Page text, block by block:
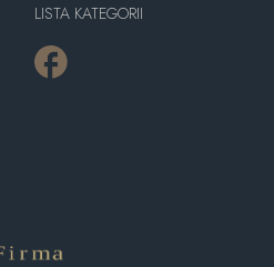
LISTA KATEGORII